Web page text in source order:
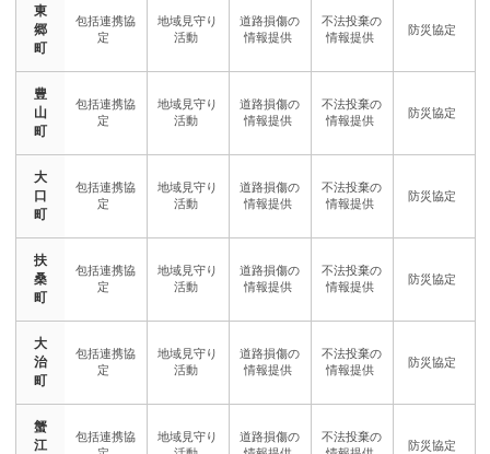
東
郷
町
豊
山
町
大
口
町
扶
桑
町
大
治
町
蟹
江